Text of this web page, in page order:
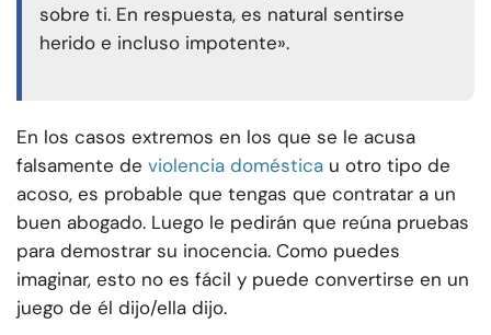
sobre ti. En respuesta, es natural sentirse
herido e incluso impotente».
En los casos extremos en los que se le acusa
falsamente de violencia doméstica u otro tipo de
acoso, es probable que tengas que contratar a un
buen abogado. Luego le pedirán que reúna pruebas
para demostrar su inocencia. Como puedes
imaginar, esto no es fácil y puede convertirse en un
juego de él dijo/ella dijo.